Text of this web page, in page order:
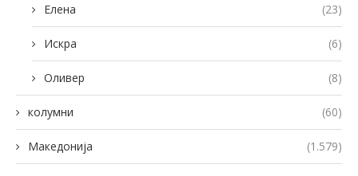
Елена (23)
Искра (6)
Оливер (8)
колумни (60)
Македонија (1.579)